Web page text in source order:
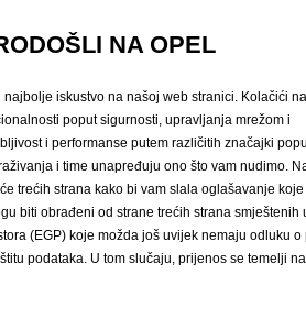
vožnju Naručivanje na
Doživite Opel
Podaci o potrošnji goriva i emisijama
E-mobilnost
Opel Connect
Sustavi za informiranje i zabavu
Konceptni automobili
NA OPEL
iskustvo na našoj web stranici. Kolačići
poput sigurnosti, upravljanja mrežom i
i performanse putem različitih značajki
i time unapređuju ono što vam nudimo.
trećih strana kako bi vam slala oglašavanje koje
biti obrađeni od strane trećih strana smještenih
(EGP) koje možda još uvijek nemaju odluku o
podataka. U tom slučaju, prijenos se temelji